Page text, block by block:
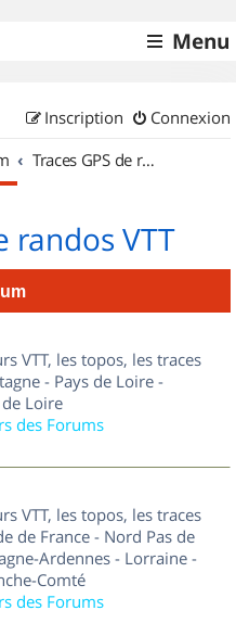
Menu
Connexion
Inscription
Traces GPS de randos VTT
randos VTT
VTT, les topos, les traces
- Pays de Loire -
Loire
des Forums
VTT, les topos, les traces
de France - Nord Pas de
Ardennes - Lorraine -
Comté
des Forums